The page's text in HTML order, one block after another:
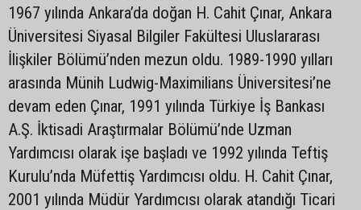
1967 yılında Ankara’da doğan H. Cahit Çınar, Ankara
Üniversitesi Siyasal Bilgiler Fakültesi Uluslararası
İlişkiler Bölümü’nden mezun oldu. 1989-1990 yılları
arasında Münih Ludwig-Maximilians Üniversitesi’ne
devam eden Çınar, 1991 yılında Türkiye İş Bankası
A.Ş. İktisadi Araştırmalar Bölümü’nde Uzman
Yardımcısı olarak işe başladı ve 1992 yılında Teftiş
Kurulu’nda Müfettiş Yardımcısı oldu. H. Cahit Çınar,
2001 yılında Müdür Yardımcısı olarak atandığı Ticari